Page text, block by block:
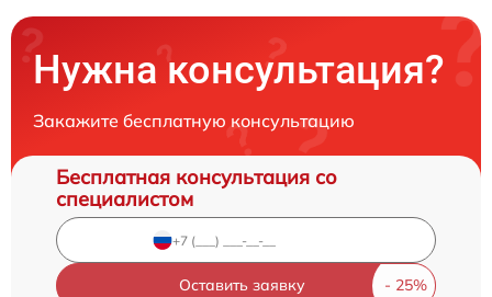
Нужна консультация?
Закажите бесплатную консультацию
Бесплатная консультация со
специалистом
Оставить заявку